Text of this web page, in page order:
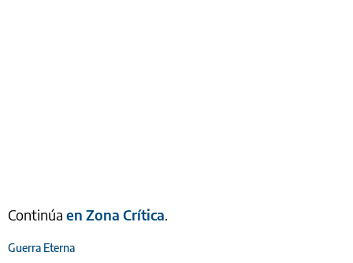
Continúa en Zona Crítica.
Guerra Eterna